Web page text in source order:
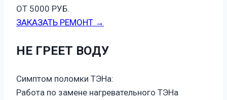
ОТ 5000 РУБ.
ЗАКАЗАТЬ РЕМОНТ →
НЕ ГРЕЕТ ВОДУ
Симптом поломки ТЭНа:
Работа по замене нагревательного ТЭНа